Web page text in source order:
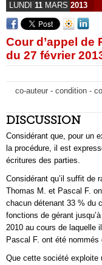
LUNDI 11 MARS 2013
Cour d’appel de
du 27 février
co-auteur - condition -
DISCUSSION
Considérant que, pour un
la procédure, il est
écritures des parties.
Considérant qu’il suffit de
Thomas M. et Pascal F.
chacun détenant 33 % du
fonctions de gérant
2010 au cours de laquelle
Pascal F. ont été nommés
Que cette société exploite